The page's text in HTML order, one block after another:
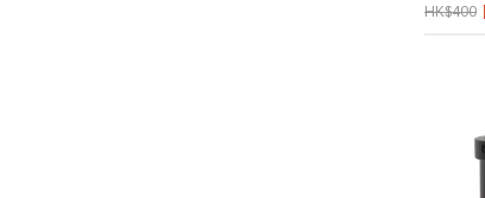
HK$400